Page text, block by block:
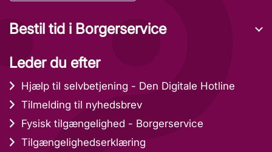
Bestil tid i Borgerservice
Leder du efter
Hjælp til selvbetjening - Den Digitale Hotline
Tilmelding til nyhedsbrev
Fysisk tilgængelighed - Borgerservice
Tilgængelighedserklæring